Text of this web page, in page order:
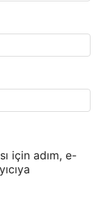
için adım, e-